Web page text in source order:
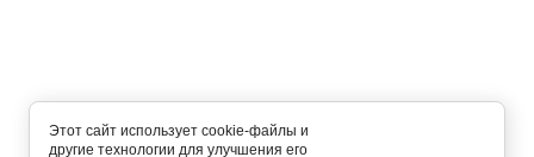
Этот сайт использует cookie-файлы и
другие технологии для улучшения его